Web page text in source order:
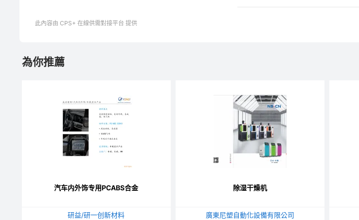
此內容由 CPS+ 在線供需對接平台 提供
為你推薦
汽车内外饰专用PCABS合金
研益/研一创新材料
除湿干燥机
廣東尼塑自動化設備有限公司